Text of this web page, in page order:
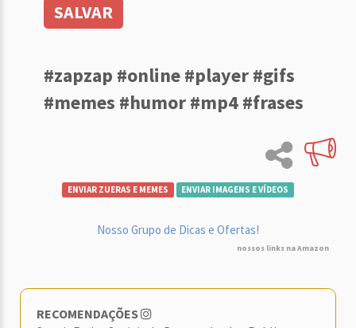
SALVAR
#zapzap #online #player #gifs
#memes #humor #mp4 #frases
ENVIAR ZUERAS E MEMES ENVIAR IMAGENS E VÍDEOS
Nosso Grupo de Dicas e Ofertas!
nossos links na Amazon
RECOMENDAÇÕES